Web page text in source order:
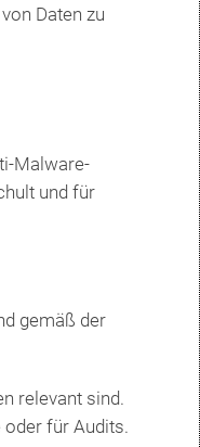
Daten zu
Malware-
und für
gemäß der
relevant sind.
oder für Audits.